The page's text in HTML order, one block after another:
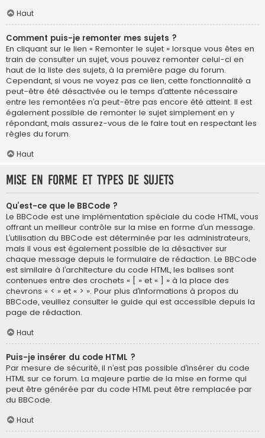
Haut
Comment puis-je remonter mes sujets ?
En cliquant sur le lien « Remonter le sujet » lorsque vous êtes en
train de consulter un sujet, vous pouvez remonter celui-ci en
haut de la liste des sujets, à la première page du forum.
Cependant, si vous ne voyez pas ce lien, cette fonctionnalité a
peut-être été désactivée ou le temps d’attente nécessaire
entre les remontées n’a peut-être pas encore été atteint. Il est
également possible de remonter le sujet simplement en y
répondant, mais assurez-vous de le faire tout en respectant les
règles du forum.
Haut
Mise en forme et types de sujets
Qu’est-ce que le BBCode ?
Le BBCode est une implémentation spéciale du code HTML, vous
offrant un meilleur contrôle sur la mise en forme d’un message.
L’utilisation du BBCode est déterminée par les administrateurs,
mais il vous est également possible de la désactiver sur
chaque message depuis le formulaire de rédaction. Le BBCode
est similaire à l’architecture du code HTML, les balises sont
contenues entre des crochets « [ » et « ] » à la place des
chevrons « < » et « > ». Pour plus d’informations à propos du
BBCode, veuillez consulter le guide qui est accessible depuis la
page de rédaction.
Haut
Puis-je insérer du code HTML ?
Par mesure de sécurité, il n’est pas possible d’insérer du code
HTML sur ce forum. La majeure partie de la mise en forme qui
peut être générée par du code HTML peut être remplacée par
du BBCode.
Haut